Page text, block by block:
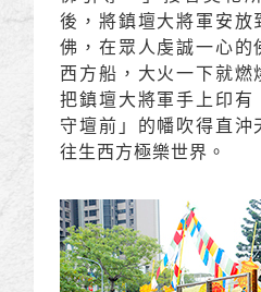
後，將鎮壇大將軍安放
佛，在眾人虔誠一心
西方船，大火一下就
把鎮壇大將軍手上印
守壇前」的幡吹得直
往生西方極樂世界。